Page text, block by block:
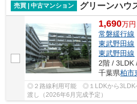
売買 | 中古マンション グリーンハウ
1,690万円
常磐緩行線
東武野田線
東武野田線
2階 / 3LDK
千葉県柏市
◎２路線利用可能 ◎１LDKから3LDK
渡し（2026年6月完成予定）